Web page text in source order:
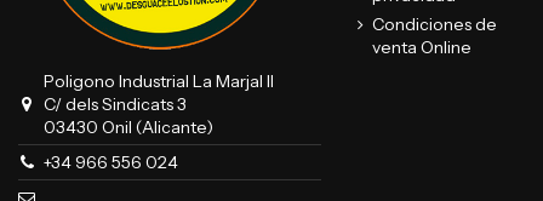
Poligono Industrial La Marjal II
C/ dels Sindicats 3
03430 Onil (Alicante)
+34 966 556 024
Condiciones de
venta Online